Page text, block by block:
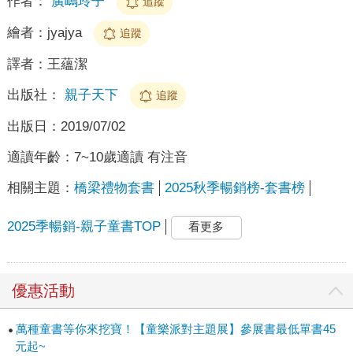
繪者： jyajya 追蹤
譯者： 王蘊潔
出版社： 親子天下 追蹤
出版日： 2019/07/02
適讀年齡： 7~10歲適讀 有注音
相關主題： 橋梁禮物套書 2025秋季暢銷榜-套書榜
2025季暢銷-親子童書TOP 看更多
優惠活動
萬種童書等你來挖寶！【童樂派對主題展】參展書最低單書45
元起~